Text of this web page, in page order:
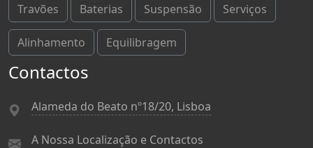
Travões Baterias Suspensão Serviços
Alinhamento Equilibragem
Contactos
Alameda do Beato nº18/20, Lisboa
A Nossa Localização e Contactos